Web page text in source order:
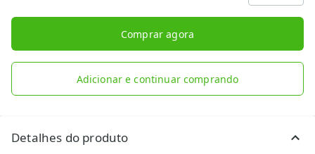
Comprar agora
Adicionar e continuar comprando
Detalhes do produto